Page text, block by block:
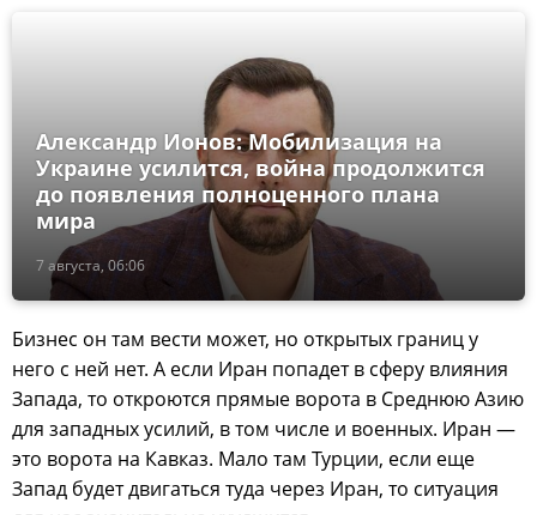
7 августа, 06:06
Александр Ионов: Мобилизация на
Украине усилится, война продолжится
до появления полноценного плана
мира
Бизнес он там вести может, но открытых границ у
него с ней нет. А если Иран попадет в сферу влияния
Запада, то откроются прямые ворота в Среднюю Азию
для западных усилий, в том числе и военных. Иран —
это ворота на Кавказ. Мало там Турции, если еще
Запад будет двигаться туда через Иран, то ситуация